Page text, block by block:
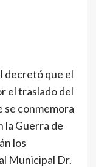
decretó que el
el traslado del
se conmemora
la Guerra de
los
Municipal Dr.